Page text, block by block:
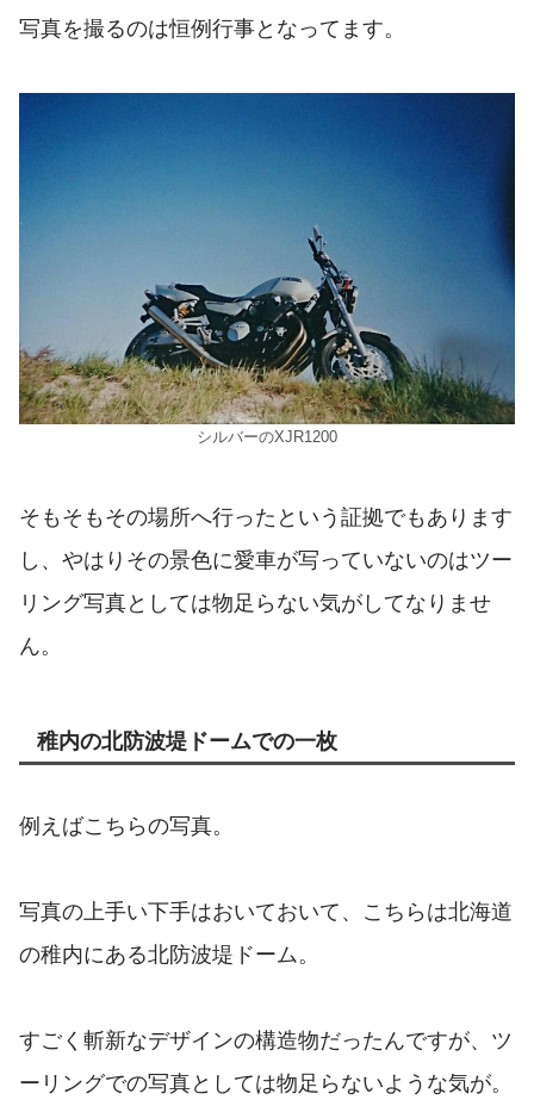
写真を撮るのは恒例行事となってます。
シルバーのXJR1200
そもそもその場所へ行ったという証拠でもあります
し、やはりその景色に愛車が写っていないのはツー
リング写真としては物足らない気がしてなりませ
ん。
稚内の北防波堤ドームでの一枚
例えばこちらの写真。
写真の上手い下手はおいておいて、こちらは北海道
の稚内にある北防波堤ドーム。
すごく斬新なデザインの構造物だったんですが、ツ
ーリングでの写真としては物足らないような気が。